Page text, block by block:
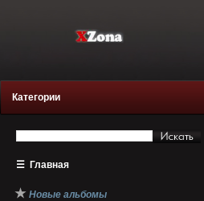
Категории
☰ Главная
★ Новые альбомы